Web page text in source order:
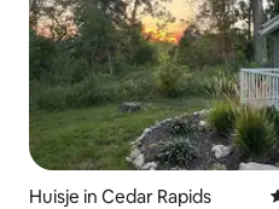
Huisje in Cedar Rapids